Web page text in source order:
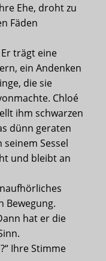
Ehe, droht zu
Fäden
trägt eine
ein Andenken
die sie
Chloé
ihm schwarzen
dünn geraten
Sessel
und bleibt an
Bewegung.
hat er die
Ihre Stimme